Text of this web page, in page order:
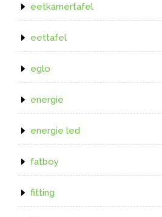
eetkamertafel
eettafel
eglo
energie
energie led
fatboy
fitting